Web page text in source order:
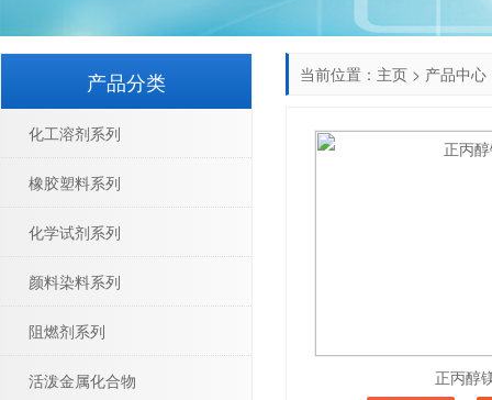
当前位置： 主页 > 产品中心
正丙醇
产品分类
化工溶剂系列
橡胶塑料系列
化学试剂系列
颜料染料系列
阻燃剂系列
活泼金属化合物